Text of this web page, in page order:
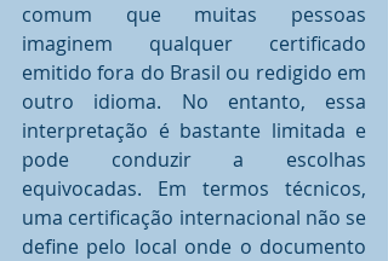
comum que muitas pessoas
imaginem qualquer certificado
emitido fora do Brasil ou redigido em
outro idioma. No entanto, essa
interpretação é bastante limitada e
pode conduzir a escolhas
equivocadas. Em termos técnicos,
uma certificação internacional não se
define pelo local onde o documento